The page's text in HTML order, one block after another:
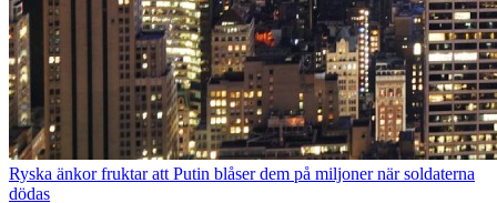
Ryska änkor fruktar att Putin blåser dem på miljoner när soldaterna
dödas